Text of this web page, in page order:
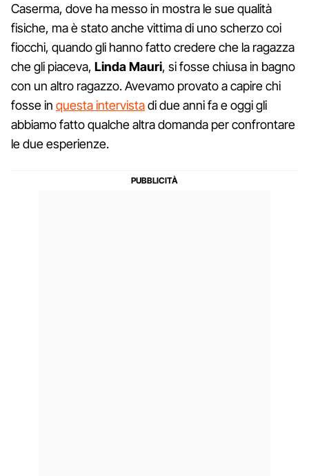
Caserma, dove ha messo in mostra le sue qualità
fisiche, ma è stato anche vittima di uno scherzo coi
fiocchi, quando gli hanno fatto credere che la ragazza
che gli piaceva, Linda Mauri, si fosse chiusa in bagno
con un altro ragazzo. Avevamo provato a capire chi
fosse in questa intervistadi due anni fa e oggi gli
abbiamo fatto qualche altra domanda per confrontare
le due esperienze.